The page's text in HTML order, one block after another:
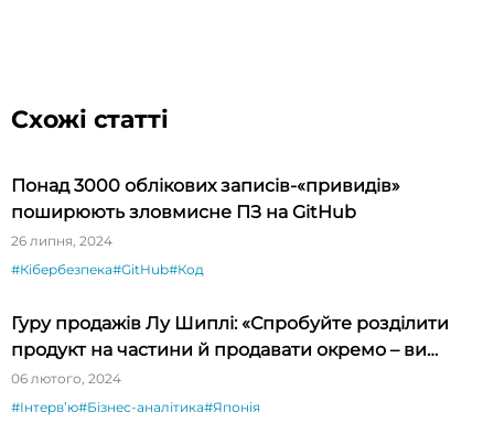
Схожі статті
Понад 3000 облікових записів-«привидів»
поширюють зловмисне ПЗ на GitHub
26 липня, 2024
#Кібербезпека#GitHub#Код
Гуру продажів Лу Шиплі: «Спробуйте розділити
продукт на частини й продавати окремо – ви
будете вражені»
06 лютого, 2024
#Інтервʼю#Бізнес-аналітика#Японія